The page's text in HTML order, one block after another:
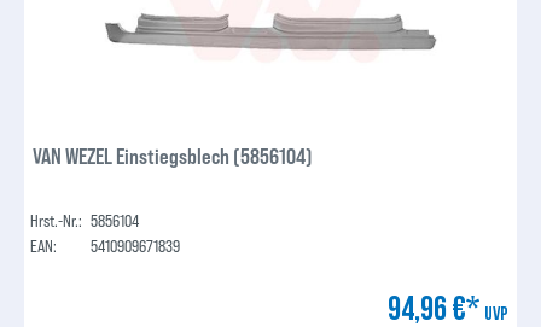
VAN WEZEL Einstiegsblech (5856104)
Hrst.-Nr.: 5856104
EAN:
5410909671839
94,96 €* UVP